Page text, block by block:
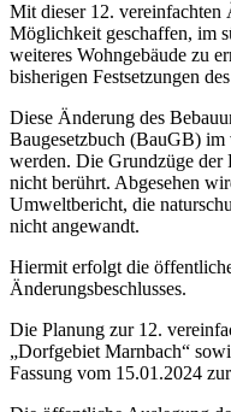
Mit dieser 12.
Möglichkeit geschaffen, im
weiteres Wohngebäude zu
bisherigen Festsetzungen
Diese Änderung des
Baugesetzbuch (BauGB)
werden. Die Grundzüge der
nicht berührt. Abgesehen
Umweltbericht, die
nicht angewandt.
Hiermit erfolgt die
Änderungsbeschlusses.
Die Planung zur 12.
„Dorfgebiet Marnbach“
Fassung vom 15.01.2024